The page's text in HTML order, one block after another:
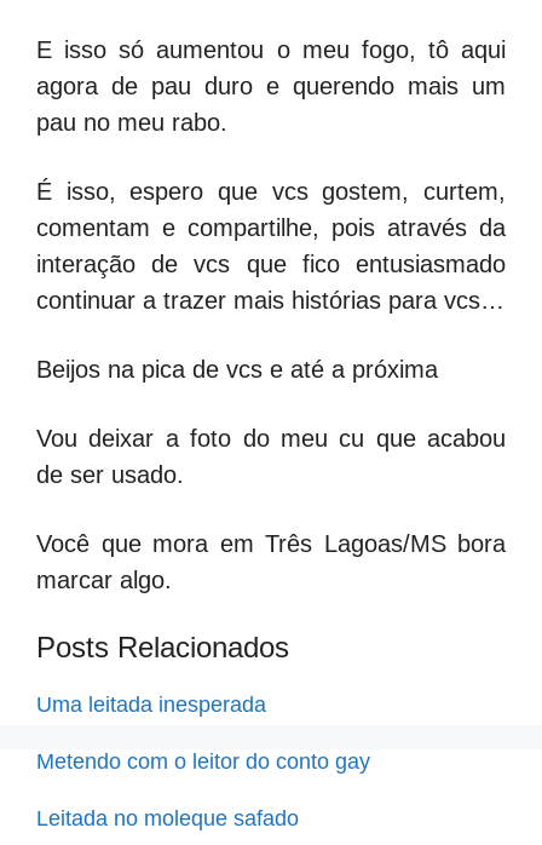
E isso só aumentou o meu fogo, tô aqui
agora de pau duro e querendo mais um
pau no meu rabo.
É isso, espero que vcs gostem, curtem,
comentam e compartilhe, pois através da
interação de vcs que fico entusiasmado
continuar a trazer mais histórias para vcs…
Beijos na pica de vcs e até a próxima
Vou deixar a foto do meu cu que acabou
de ser usado.
Você que mora em Três Lagoas/MS bora
marcar algo.
Posts Relacionados
Uma leitada inesperada
Metendo com o leitor do conto gay
Leitada no moleque safado